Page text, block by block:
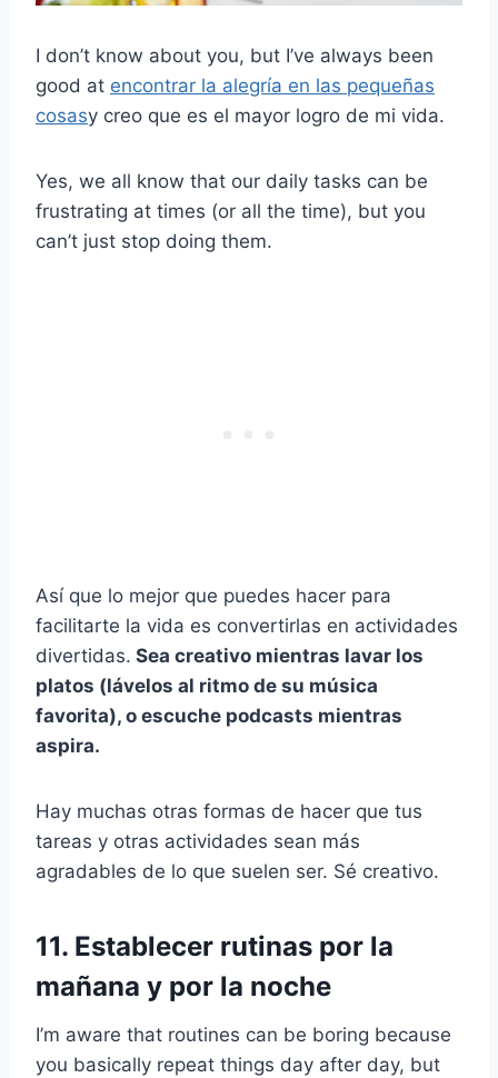
I don’t know about you, but I’ve always been
good at encontrar la alegría en las pequeñas
cosasy creo que es el mayor logro de mi vida.
Yes, we all know that our daily tasks can be
frustrating at times (or all the time), but you
can’t just stop doing them.
Así que lo mejor que puedes hacer para
facilitarte la vida es convertirlas en actividades
divertidas. Sea creativo mientras lavar los
platos (lávelos al ritmo de su música
favorita), o escuche podcasts mientras
aspira.
Hay muchas otras formas de hacer que tus
tareas y otras actividades sean más
agradables de lo que suelen ser. Sé creativo.
11. Establecer rutinas por la
mañana y por la noche
I’m aware that routines can be boring because
you basically repeat things day after day, but